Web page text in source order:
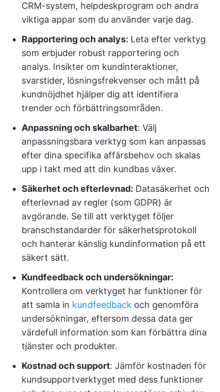
CRM-system, helpdeskprogram och andra
viktiga appar som du använder varje dag.
Rapportering och analys: Leta efter verktyg
som erbjuder robust rapportering och
analys. Insikter om kundinteraktioner,
svarstider, lösningsfrekvenser och mått på
kundnöjdhet hjälper dig att identifiera
trender och förbättringsområden.
Anpassning och skalbarhet: Välj
anpassningsbara verktyg som kan anpassas
efter dina specifika affärsbehov och skalas
upp i takt med att din kundbas växer.
Säkerhet och efterlevnad: Datasäkerhet och
efterlevnad av regler (som GDPR) är
avgörande. Se till att verktyget följer
branschstandarder för säkerhetsprotokoll
och hanterar känslig kundinformation på ett
säkert sätt.
Kundfeedback och undersökningar:
Kontrollera om verktyget har funktioner för
att samla in kundfeedback och genomföra
undersökningar, eftersom dessa data ger
värdefull information som kan förbättra dina
tjänster och produkter.
Kostnad och support: Jämför kostnaden för
kundsupportverktyget med dess funktioner